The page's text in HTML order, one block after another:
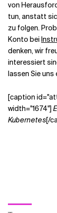
von
tun, anstatt
zu folgen.
Konto bei
denken, wir
interessiert
lassen Sie uns
[caption
width="1674"]
Kubernetes[/